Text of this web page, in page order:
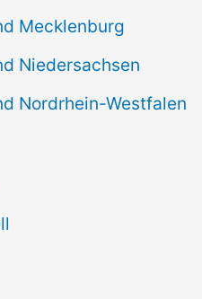
Mecklenburg
Niedersachsen
Nordrhein-Westfalen